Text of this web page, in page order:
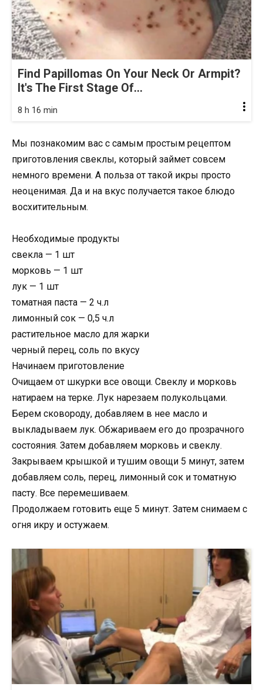
Find Papillomas On Your Neck Or Armpit?
It's The First Stage Of...
8 h 16 min
Мы познакомим вас с самым простым рецептом
приготовления свеклы, который займет совсем
немного времени. А польза от такой икры просто
неоценимая. Да и на вкус получается такое блюдо
восхитительным.
Необходимые продукты
свекла — 1 шт
морковь — 1 шт
лук — 1 шт
томатная паста — 2 ч.л
лимонный сок — 0,5 ч.л
растительное масло для жарки
черный перец, соль по вкусу
Начинаем приготовление
Очищаем от шкурки все овощи. Свеклу и морковь
натираем на терке. Лук нарезаем полукольцами.
Берем сковороду, добавляем в нее масло и
выкладываем лук. Обжариваем его до прозрачного
состояния. Затем добавляем морковь и свеклу.
Закрываем крышкой и тушим овощи 5 минут, затем
добавляем соль, перец, лимонный сок и томатную
пасту. Все перемешиваем.
Продолжаем готовить еще 5 минут. Затем снимаем с
огня икру и остужаем.